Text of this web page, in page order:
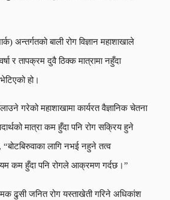
अन्तर्गतको बाली रोग विज्ञान महाशाखाले
र तापक्रम दुवै ठिक्क मात्रामा नहुँदा
हो।
गरेको महाशाखामा कार्यरत वैज्ञानिक चेतना
मात्रा कम हुँदा पनि रोग सक्रिय हुने
लागि नभई नहुने तत्व
कम हुँदा पनि रोगले आक्रमण गर्दछ।”
ढुसी जनित रोग यस्ताखेती गरिने अधिकांश